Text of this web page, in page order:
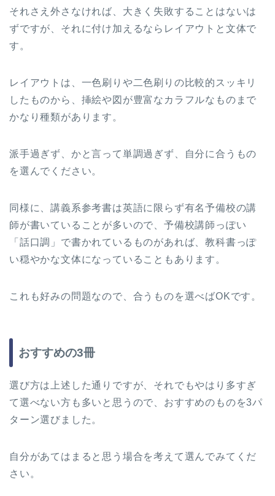
それさえ外さなければ、大きく失敗することはないは
ずですが、それに付け加えるならレイアウトと文体で
す。
レイアウトは、一色刷りや二色刷りの比較的スッキリ
したものから、挿絵や図が豊富なカラフルなものまで
かなり種類があります。
派手過ぎず、かと言って単調過ぎず、自分に合うもの
を選んでください。
同様に、講義系参考書は英語に限らず有名予備校の講
師が書いていることが多いので、予備校講師っぽい
「話口調」で書かれているものがあれば、教科書っぽ
い穏やかな文体になっていることもあります。
これも好みの問題なので、合うものを選べばOKです。
おすすめの3冊
選び方は上述した通りですが、それでもやはり多すぎ
て選べない方も多いと思うので、おすすめのものを3パ
ターン選びました。
自分があてはまると思う場合を考えて選んでみてくだ
さい。